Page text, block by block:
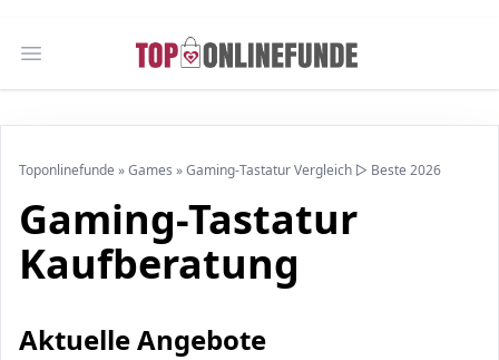
Open main menu
Toponlinefunde »Games »Gaming-Tastatur Vergleich ▷ Beste 2026
Gaming-Tastatur
Kaufberatung
Aktuelle Angebote